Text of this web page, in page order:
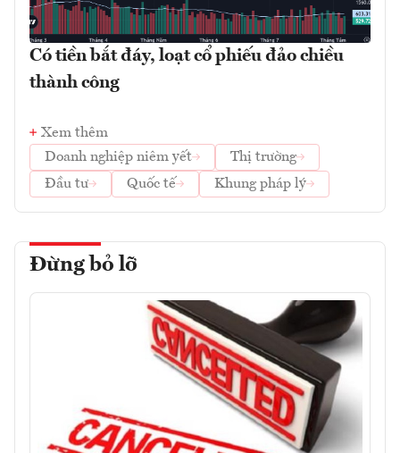
Có tiền bắt đáy, loạt cổ phiếu đảo chiều
thành công
Xem thêm
Doanh nghiệp niêm yết
Thị trường
Đầu tư
Quốc tế Khung pháp lý
Đừng bỏ lỡ